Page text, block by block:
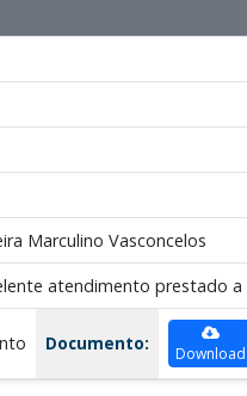
Marculino Vasconcelos
atendimento prestado
Documento: Download